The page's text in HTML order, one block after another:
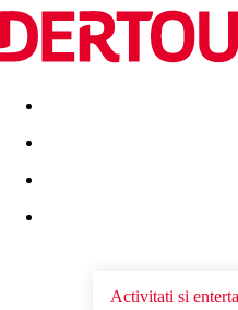
Destinatii Vacanta perfecta
Activitati si